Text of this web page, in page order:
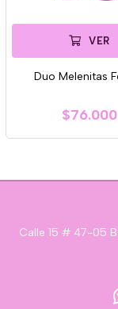
VER
Duo Melenitas
$76.000
Calle 15 # 47-05